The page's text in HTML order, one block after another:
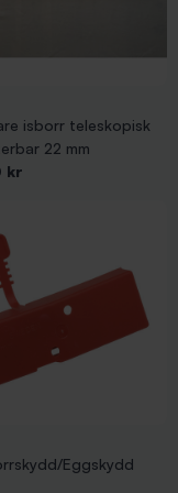
isborr teleskopisk
22 mm
kr
Eggskydd